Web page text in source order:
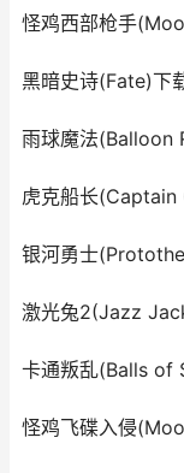
怪鸡西部枪手
黑暗史诗(Fate)下
雨球魔法(Balloon
虎克船长(Captain
银河勇士
激光兔2(Jazz
卡通叛乱(Balls of
怪鸡飞碟入侵